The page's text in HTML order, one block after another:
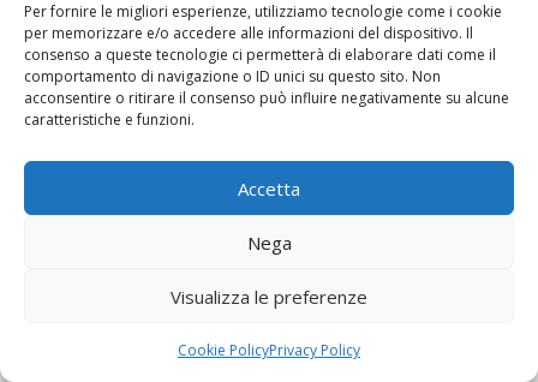
Per fornire le migliori esperienze, utilizziamo tecnologie come i cookie
per memorizzare e/o accedere alle informazioni del dispositivo. Il
consenso a queste tecnologie ci permetterà di elaborare dati come il
comportamento di navigazione o ID unici su questo sito. Non
acconsentire o ritirare il consenso può influire negativamente su alcune
caratteristiche e funzioni.
Accetta
Nega
Visualizza le preferenze
Cookie PolicyPrivacy Policy
Le offerte del re suscitarono nelle comunità
ebraiche europee la speranza che egli revocasse
il divieto di immigrazione ebraica del l685.
Così, nel l707, un gruppo di ebrei veneziani
presentò una petizione privata a Carlo XII
affinché permettesse loro di portare le loro
famiglie in Svezia per sviluppare il commercio
Gli ebrei offrirono una bella somma al re, con la
clausola che la transazione sarebbe stata tenuta